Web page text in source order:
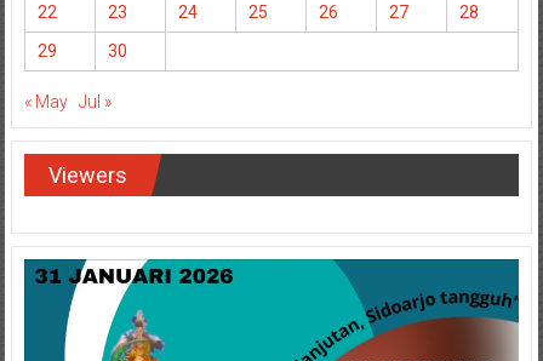
22
23 24 25 26 27
28
29
30
« May Jul »
Viewers